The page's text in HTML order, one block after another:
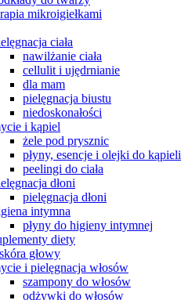
mikroigiełkami
ciała
nawilżanie ciała
cellulit i ujędrnianie
dla mam
pielęgnacja biustu
niedoskonałości
i kąpiel
żele pod prysznic
płyny, esencje i olejki do kąpieli
peelingi do ciała
dłoni
pielęgnacja dłoni
intymna
płyny do higieny intymnej
diety
głowy
i pielęgnacja włosów
szampony do włosów
odżywki do włosów